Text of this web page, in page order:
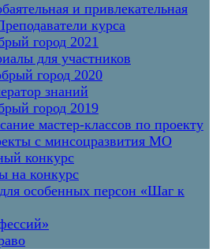
и привлекательная
курса
город 2021
для участников
город 2020
знаний
город 2019
мастер-классов по проекту
с минсоцразвития МО
конкурс
на конкурс
особенных персон «Шаг к